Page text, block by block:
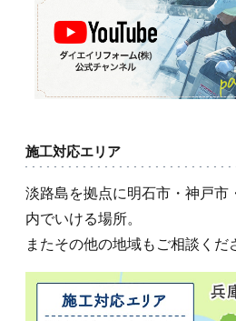
施工対応エリア
淡路島を拠点に明石市・神戸市
内でいける場所。
またその他の地域もご相談くだ